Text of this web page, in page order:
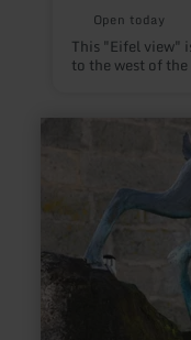
Open today
This "Eifel view"
to the west of